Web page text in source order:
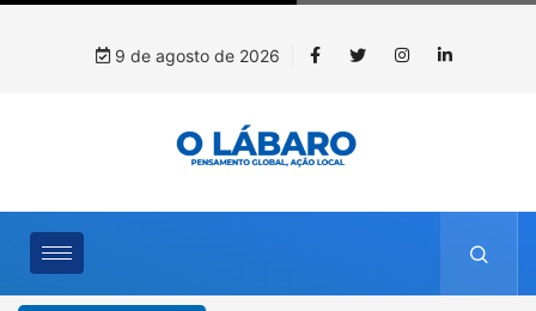
9 de agosto de 2026